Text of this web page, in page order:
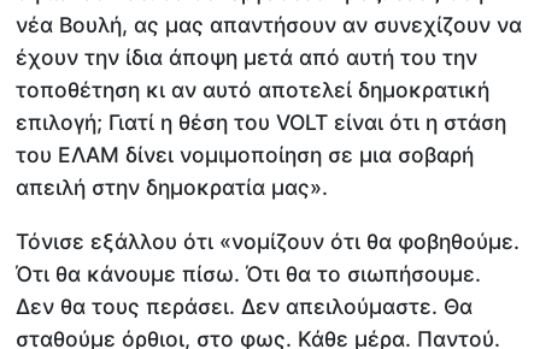
νέα Βουλή, ας μας απαντήσουν αν συνεχίζουν να
έχουν την ίδια άποψη μετά από αυτή του την
τοποθέτηση κι αν αυτό αποτελεί δημοκρατική
επιλογή; Γιατί η θέση του VOLT είναι ότι η στάση
του ΕΛΑΜ δίνει νομιμοποίηση σε μια σοβαρή
απειλή στην δημοκρατία μας».
Τόνισε εξάλλου ότι «νομίζουν ότι θα φοβηθούμε.
Ότι θα κάνουμε πίσω. Ότι θα το σιωπήσουμε.
Δεν θα τους περάσει. Δεν απειλούμαστε. Θα
σταθούμε όρθιοι, στο φως. Κάθε μέρα. Παντού.